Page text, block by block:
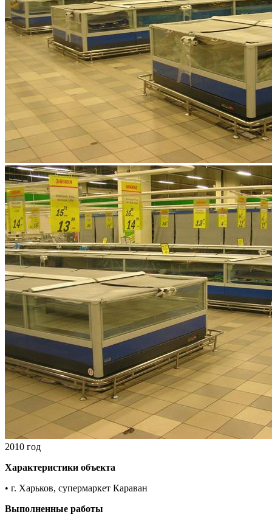
2010 год
Характеристики объекта
• г. Харьков, супермаркет Караван
Выполненные работы